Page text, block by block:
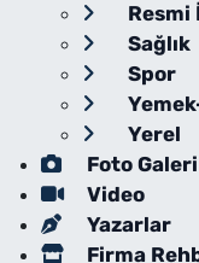
Resmi
Sağlık
Spor
Yerel
Foto Galeri
Video
Yazarlar
Firma